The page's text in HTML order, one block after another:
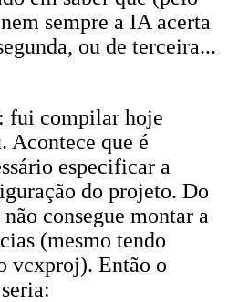
sempre a IA acerta
ou de terceira...
fui compilar hoje
Acontece que é
especificar a
do projeto. Do
consegue montar a
(mesmo tendo
vcxproj). Então o